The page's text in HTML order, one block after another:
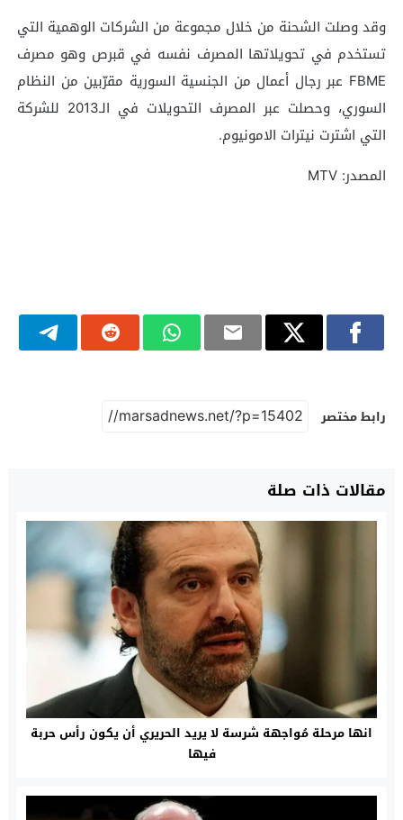
وقد وصلت الشحنة من خلال مجموعة من الشركات الوهمية التي
تستخدم في تحويلاتها المصرف نفسه في قبرص وهو مصرف
FBME عبر رجال أعمال من الجنسية السورية مقرّبين من النظام
السوري، وحصلت عبر المصرف التحويلات في الـ2013 للشركة
التي اشترت نيترات الامونيوم.
المصدر: MTV
رابط مختصر
مقالات ذات صلة
انها مرحلة مُواجهة شرسة لا يريد الحريري أن يكون رأس حربة
فيها